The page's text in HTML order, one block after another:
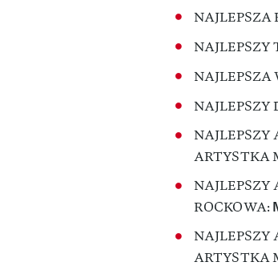
NAJLEPSZA
NAJLEPSZY
NAJLEPSZA
NAJLEPSZY
NAJLEPSZY
ARTYSTKA
NAJLEPSZY
ROCKOWA:
NAJLEPSZY
ARTYSTKA